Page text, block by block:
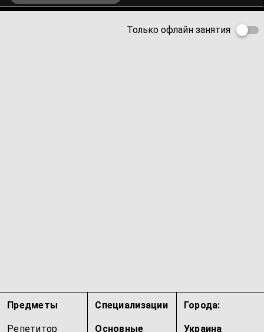
Только офлайн занятия
Предметы
Репетитор
Специализации
Основные
Города:
Украина